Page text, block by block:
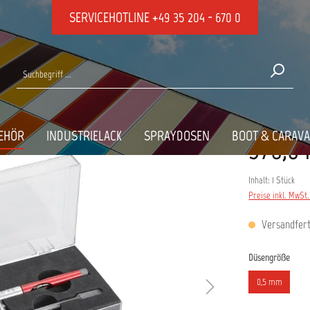
SERVICEHOTLINE+49 35 204 - 670 0
INDUSTRIELACK SPRAYDOSEN BOOT &
Konventionelle Pistolen
Inhalt: 1 Stück
Preise inkl.
Düsengröße
0,5 mm